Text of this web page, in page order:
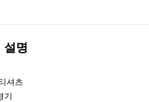
설명
셔츠
기